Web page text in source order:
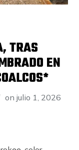
TRAS
EN
onjulio 1, 2026